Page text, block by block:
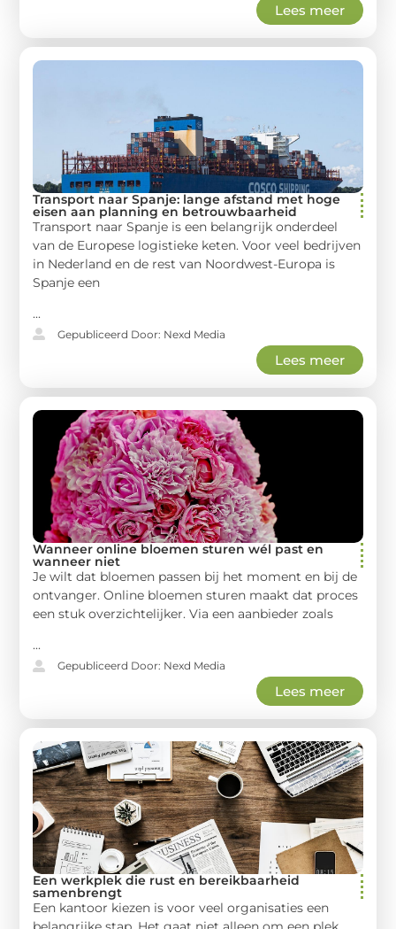
Lees meer
Transport naar Spanje: lange afstand met hoge
eisen aan planning en betrouwbaarheid
Transport naar Spanje is een belangrijk onderdeel
van de Europese logistieke keten. Voor veel bedrijven
in Nederland en de rest van Noordwest-Europa is
Spanje een
...
Gepubliceerd Door: Nexd Media
Lees meer
Wanneer online bloemen sturen wél past en
wanneer niet
Je wilt dat bloemen passen bij het moment en bij de
ontvanger. Online bloemen sturen maakt dat proces
een stuk overzichtelijker. Via een aanbieder zoals
...
Gepubliceerd Door: Nexd Media
Lees meer
Een werkplek die rust en bereikbaarheid
samenbrengt
Een kantoor kiezen is voor veel organisaties een